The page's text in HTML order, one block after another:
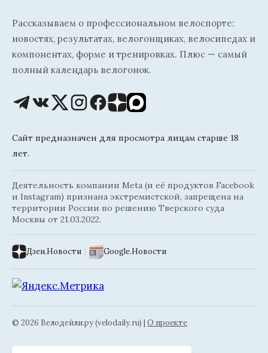
Рассказываем о профессиональном велоспорте:
новостях, результатах, велогонщиках, велосипедах и
компонентах, форме и тренировках. Плюс — самый
полный календарь велогонок.
Сайт предназначен для просмотра лицам старше 18
лет.
Деятельность компании Meta (и её продуктов Facebook
и Instagram) признана экстремистской, запрещена на
территории России по решению Тверского суда
Москвы от 21.03.2022.
Дзен.Новости | Google.Новости
© 2026 Велодейли.ру (velodaily.ru) | О проекте